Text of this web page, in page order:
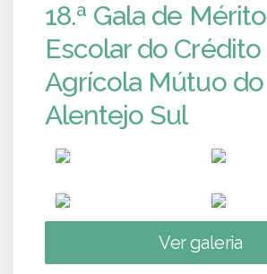
18.ª Gala de Mérito
Escolar do Crédito
Agrícola Mútuo do
Alentejo Sul
Ver galeria